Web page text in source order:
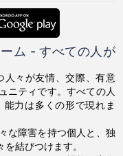
ム - すべての人が
人々が友情、交際、有意
ニティです。すべての人
力は多くの形で現れま
な障害を持つ個人と、独
結びつけます。